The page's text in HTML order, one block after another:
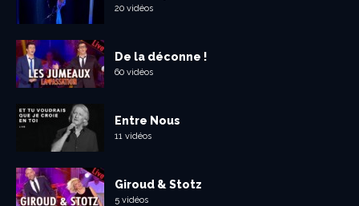
20 vidéos
De la déconne !
60 vidéos
Entre Nous
11 vidéos
Giroud & Stotz
5 vidéos